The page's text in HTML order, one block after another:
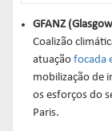
GFANZ
Coalizão
atuação focada
mobilização de
os esforços do
Paris.